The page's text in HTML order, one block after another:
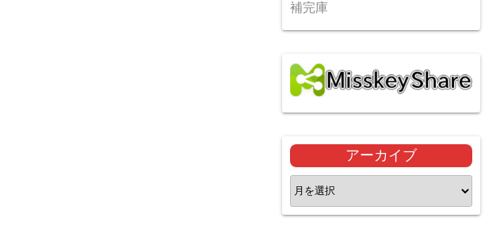
補完庫
アーカイブ
ア
ー